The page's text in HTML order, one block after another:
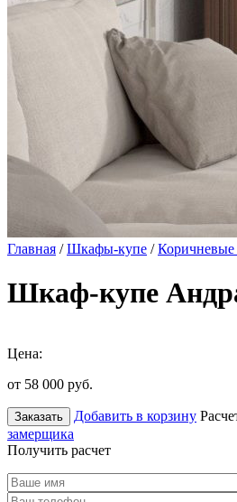
Главная /Шкафы-купе /
Шкаф-купе
Цена:
от 58 000 руб.
Заказать Добавить в корзину
замерщика
Получить расчет